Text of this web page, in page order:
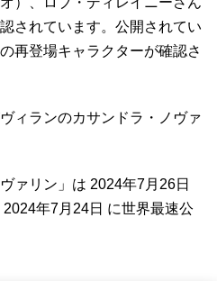
されています。公開されてい
再登場キャラクターが確認さ
ィランのカサンドラ・ノヴァ
ァリン」は 2024年7月26日
年7月24日 に世界最速公